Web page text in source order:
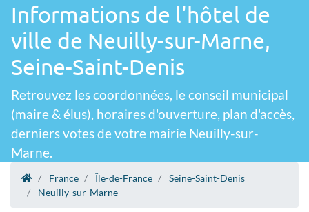
Informations de l'hôtel de
ville de Neuilly-sur-Marne,
Seine-Saint-Denis
Retrouvez les coordonnées, le conseil municipal
(maire & élus), horaires d'ouverture, plan d'accès,
derniers votes de votre mairie Neuilly-sur-
Marne.
France Île-de-France
Seine-Saint-Denis
Neuilly-sur-Marne